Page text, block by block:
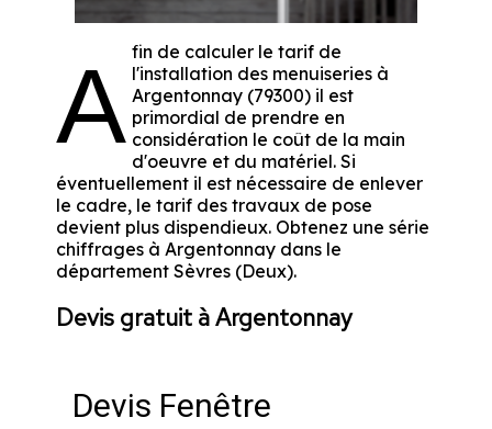
A fin de calculer le tarif de
l'installation des menuiseries à
Argentonnay (79300) il est
primordial de prendre en
considération le coût de la main
d'oeuvre et du matériel. Si
éventuellement il est nécessaire de enlever
le cadre, le tarif des travaux de pose
devient plus dispendieux. Obtenez une série
chiffrages à Argentonnay dans le
département Sèvres (Deux).
Devis gratuit à Argentonnay
Devis Fenêtre